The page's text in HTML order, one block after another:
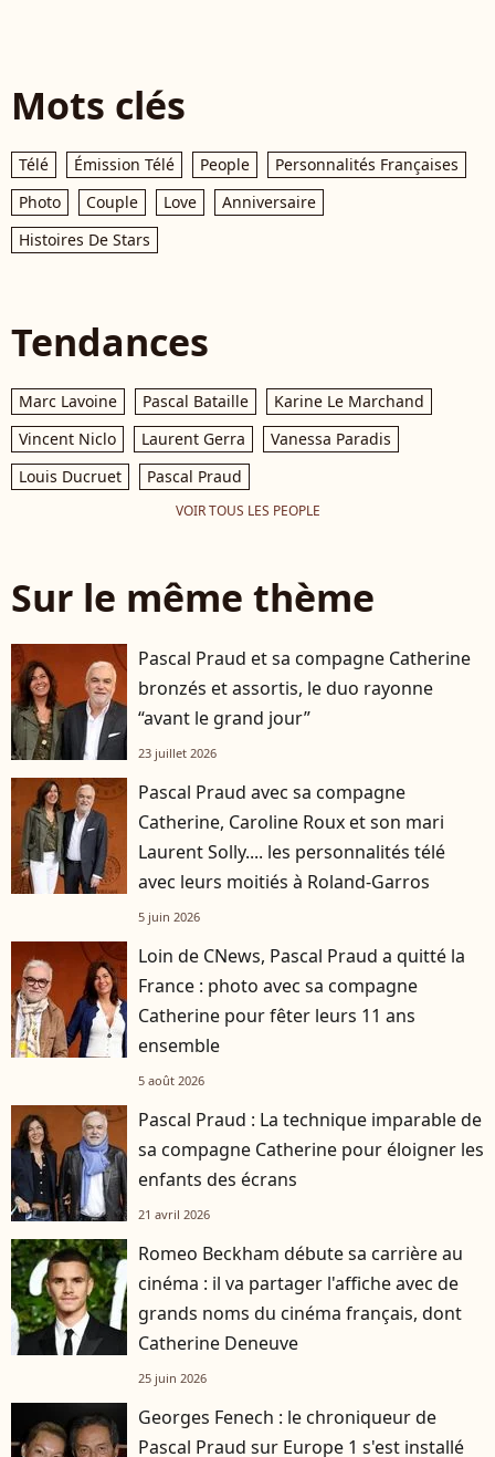
Mots clés
Télé Émission Télé People
Personnalités Françaises
Photo
Couple Love
Anniversaire
Histoires De Stars
Tendances
Marc Lavoine Pascal Bataille
Karine Le Marchand
Vincent Niclo
Laurent Gerra
Vanessa Paradis
Louis Ducruet
Pascal Praud
VOIR TOUS LES PEOPLE
Sur le même thème
Pascal Praud et sa compagne Catherine
bronzés et assortis, le duo rayonne
“avant le grand jour”
23 juillet 2026
Pascal Praud avec sa compagne
Catherine, Caroline Roux et son mari
Laurent Solly.... les personnalités télé
avec leurs moitiés à Roland-Garros
5 juin 2026
Loin de CNews, Pascal Praud a quitté la
France : photo avec sa compagne
Catherine pour fêter leurs 11 ans
ensemble
5 août 2026
Pascal Praud : La technique imparable de
sa compagne Catherine pour éloigner les
enfants des écrans
21 avril 2026
Romeo Beckham débute sa carrière au
cinéma : il va partager l'affiche avec de
grands noms du cinéma français, dont
Catherine Deneuve
25 juin 2026
Georges Fenech : le chroniqueur de
Pascal Praud sur Europe 1 s'est installé